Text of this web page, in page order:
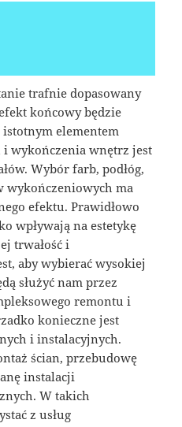
trafnie dopasowany
końcowy będzie
elementem
wykończenia wnętrz jest
Wybór farb, podłóg,
wykończeniowych ma
efektu. Prawidłowo
wpływają na estetykę
trwałość i
aby wybierać wysokiej
służyć nam przez
remontu i
konieczne jest
i instalacyjnych.
ścian, przebudowę
instalacji
W takich
z usług